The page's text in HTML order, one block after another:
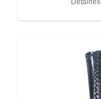
Detalhes